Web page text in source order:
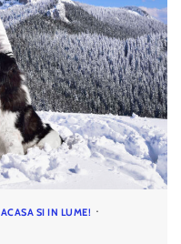
SI IN LUME!